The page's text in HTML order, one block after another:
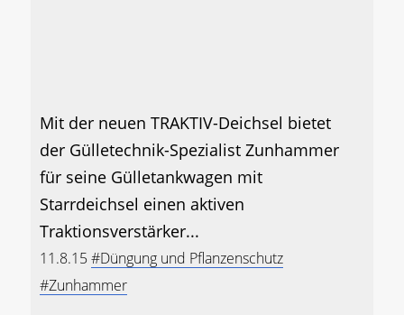
Mit der neuen TRAKTIV-Deichsel bietet
der Gülletechnik-Spezialist Zunhammer
für seine Gülletankwagen mit
Starrdeichsel einen aktiven
Traktionsverstärker...
11.8.15#Düngung und Pflanzenschutz
#Zunhammer